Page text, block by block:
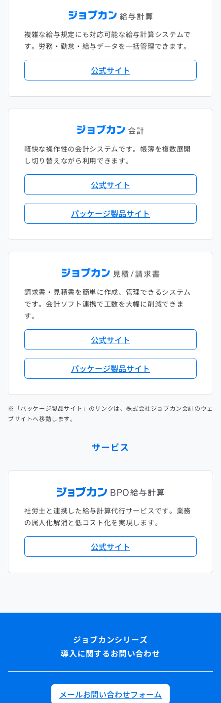
複雑な給与規定にも対応可能な給与計算システムで
す。労務・勤怠・給与データを一括管理できます。
公式サイト
軽快な操作性の会計システムです。帳簿を複数展開
し切り替えながら利用できます。
公式サイト
パッケージ製品サイト
請求書・見積書を簡単に作成、管理できるシステム
です。会計ソフト連携で工数を大幅に削減できま
す。
公式サイト
パッケージ製品サイト
※「パッケージ製品サイト」のリンクは、株式会社ジョブカン会計のウェ
ブサイトへ移動します。
サービス
社労士と連携した給与計算代行サービスです。業務
の属人化解消と低コスト化を実現します。
公式サイト
導入に関するお問い合わせ
メールお問い合わせフォーム